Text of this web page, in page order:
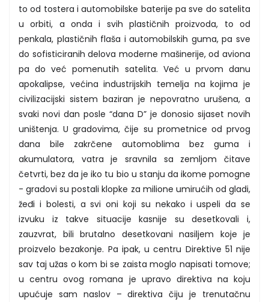
to od tostera i automobilske baterije pa sve do satelita
u orbiti, a onda i svih plastičnih proizvoda, to od
penkala, plastičnih flaša i automobilskih guma, pa sve
do sofisticiranih delova moderne mašinerije, od aviona
pa do već pomenutih satelita. Već u prvom danu
apokalipse, većina industrijskih temelja na kojima je
civilizacijski sistem baziran je nepovratno urušena, a
svaki novi dan posle “dana D” je donosio sijaset novih
uništenja. U gradovima, čije su prometnice od prvog
dana bile zakrčene automoblima bez guma i
akumulatora, vatra je sravnila sa zemljom čitave
četvrti, bez da je iko tu bio u stanju da ikome pomogne
- gradovi su postali klopke za milione umirućih od gladi,
žeđi i bolesti, a svi oni koji su nekako i uspeli da se
izvuku iz takve situacije kasnije su desetkovali i,
zauzvrat, bili brutalno desetkovani nasiljem koje je
proizvelo bezakonje. Pa ipak, u centru Direktive 51 nije
sav taj užas o kom bi se zaista moglo napisati tomove;
u centru ovog romana je upravo direktiva na koju
upućuje sam naslov – direktiva čiju je trenutačnu